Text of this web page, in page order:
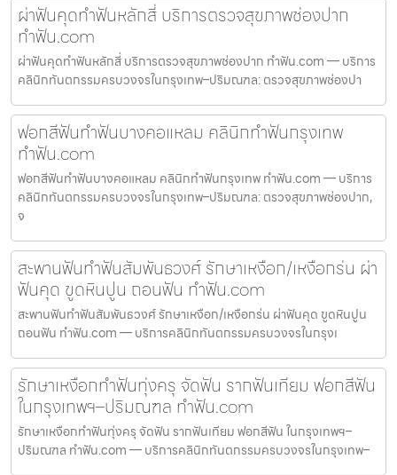
ผ่าฟันคุดทำฟันหลักสี่ บริการตรวจสุขภาพช่องปาก
ทำฟัน.com
ผ่าฟันคุดทำฟันหลักสี่ บริการตรวจสุขภาพช่องปาก ทำฟัน.com — บริการ
คลินิกทันตกรรมครบวงจรในกรุงเทพ–ปริมณฑล: ตรวจสุขภาพช่องปา
ฟอกสีฟันทำฟันบางคอแหลม คลินิกทำฟันกรุงเทพ
ทำฟัน.com
ฟอกสีฟันทำฟันบางคอแหลม คลินิกทำฟันกรุงเทพ ทำฟัน.com — บริการ
คลินิกทันตกรรมครบวงจรในกรุงเทพ–ปริมณฑล: ตรวจสุขภาพช่องปาก,
จ
สะพานฟันทำฟันสัมพันธวงศ์ รักษาเหงือก/เหงือกร่น ผ่า
ฟันคุด ขูดหินปูน ถอนฟัน ทำฟัน.com
สะพานฟันทำฟันสัมพันธวงศ์ รักษาเหงือก/เหงือกร่น ผ่าฟันคุด ขูดหินปูน
ถอนฟัน ทำฟัน.com — บริการคลินิกทันตกรรมครบวงจรในกรุงเ
รักษาเหงือกทำฟันทุ่งครุ จัดฟัน รากฟันเทียม ฟอกสีฟัน
ในกรุงเทพฯ–ปริมณฑล ทำฟัน.com
รักษาเหงือกทำฟันทุ่งครุ จัดฟัน รากฟันเทียม ฟอกสีฟัน ในกรุงเทพฯ–
ปริมณฑล ทำฟัน.com — บริการคลินิกทันตกรรมครบวงจรในกรุงเทพ–